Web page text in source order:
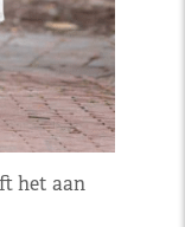
het aan